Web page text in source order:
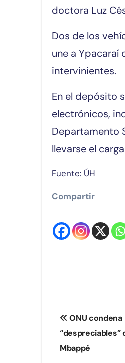
doctora Luz
Dos de los
une a Ypacaraí
intervinientes.
En el depósito
electrónicos,
Departamento
llevarse el
Fuente: ÚH
Compartir
de
entradas
ONU
“despreciables”
Mbappé